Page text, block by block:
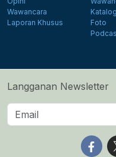
Wawancara
Laporan Khusus
Foto
Langganan Newsletter